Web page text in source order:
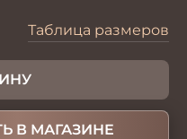
Таблица размеров
В МАГАЗИНЕ